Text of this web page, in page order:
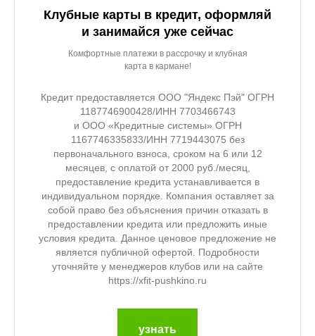
Клубные карты в кредит, оформляй
и занимайся уже сейчас
Комфортные платежи в рассрочку и клубная
карта в кармане!
Кредит предоставляется ООО "Яндекс Пэй" ОГРН
1187746900428/ИНН 7703466743
и ООО «Кредитные системы» ОГРН
1167746335833/ИНН 7719443075 без
первоначального взноса, сроком на 6 или 12
месяцев, с оплатой от 2000 руб./месяц,
предоставление кредита устанавливается в
индивидуальном порядке. Компания оставляет за
собой право без объяснения причин отказать в
предоставлении кредита или предложить иные
условия кредита. Данное ценовое предложение не
является публичной офертой. Подробности
уточняйте у менеджеров клубов или на сайте
https://xfit-pushkino.ru
узнать